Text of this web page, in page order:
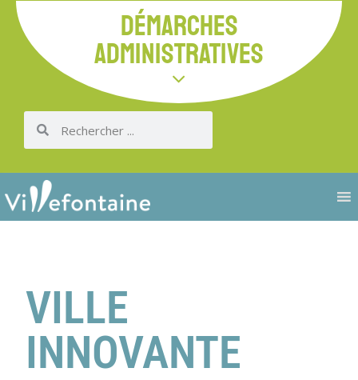
DÉMARCHES
ADMINISTRATIVES
VILLE
INNOVANTE